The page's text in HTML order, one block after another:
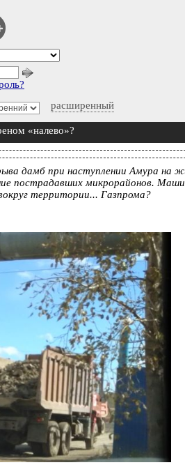
расширенный
«налево»?
дамб при наступлении Амура на
пострадавших микрорайонов.
территории... Газпрома?